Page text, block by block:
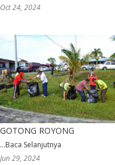
Oct 24, 2024
GOTONG ROYONG
...Baca Selanjutnya
Jun 29, 2024